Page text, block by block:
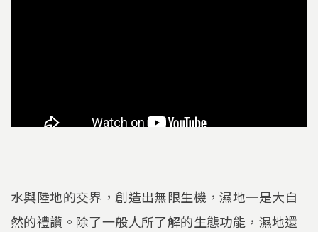
水與陸地的交界，創造出無限生機，濕地─是大自
然的禮讚。除了一般人所了解的生態功能，濕地還